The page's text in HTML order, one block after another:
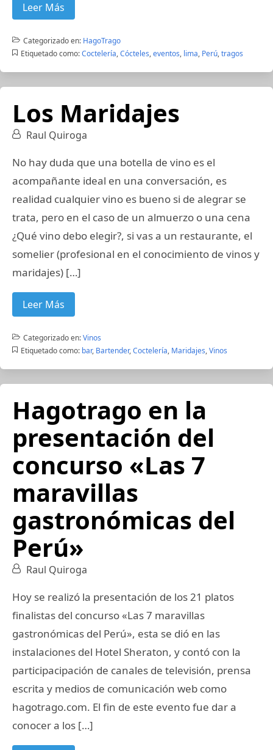
Leer Más
Categorizado en: HagoTrago
Etiquetado como: Coctelería,Cócteles,eventos, lima, Perú,tragos
Los Maridajes
Raul Quiroga
No hay duda que una botella de vino es el
acompañante ideal en una conversación, es
realidad cualquier vino es bueno si de alegrar se
trata, pero en el caso de un almuerzo o una cena
¿Qué vino debo elegir?, si vas a un restaurante, el
somelier (profesional en el conocimiento de vinos y
maridajes) […]
Leer Más
Categorizado en:Vinos
Etiquetado como: bar, Bartender,Coctelería, Maridajes,Vinos
Hagotrago en la
presentación del
concurso «Las 7
maravillas
gastronómicas del
Perú»
Raul Quiroga
Hoy se realizó la presentación de los 21 platos
finalistas del concurso «Las 7 maravillas
gastronómicas del Perú», esta se dió en las
instalaciones del Hotel Sheraton, y contó con la
participacipación de canales de televisión, prensa
escrita y medios de comunicación web como
hagotrago.com. El fin de este evento fue dar a
conocer a los […]